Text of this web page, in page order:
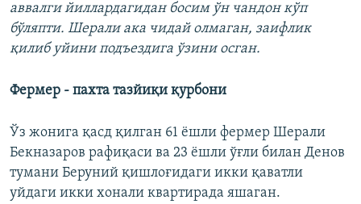
аввалги йиллардагидан босим ўн чандон кўп
бўляпти. Шерали ака чидай олмаган, заифлик
қилиб уйини подъездига ўзини осган.
Фермер - пахта тазйиқи қурбони
Ўз жонига қасд қилган 61 ёшли фермер Шерали
Бекназаров​ рафиқаси ва 23 ёшли ўғли билан Денов
тумани Беруний қишлоғидаги икки қаватли
уйдаги икки хонали квартирада яшаган.